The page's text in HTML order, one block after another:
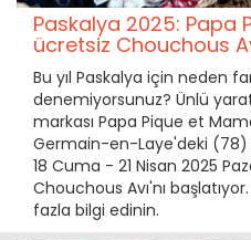
Paskalya 2025: Papa
ücretsiz Chouchous
Bu yıl Paskalya için neden
denemiyorsunuz? Ünlü
markası Papa Pique et
Germain-en-Laye'deki (78)
18 Cuma - 21 Nisan 2025
Chouchous Avı'nı
fazla bilgi edinin.